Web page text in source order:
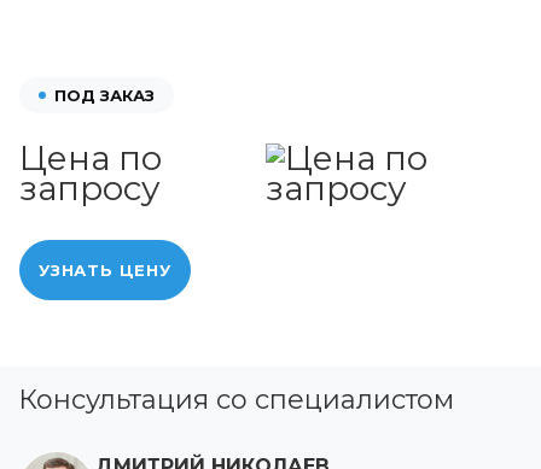
ПОД ЗАКАЗ
Цена по
запросу
УЗНАТЬ ЦЕНУ
Консультация со специалистом